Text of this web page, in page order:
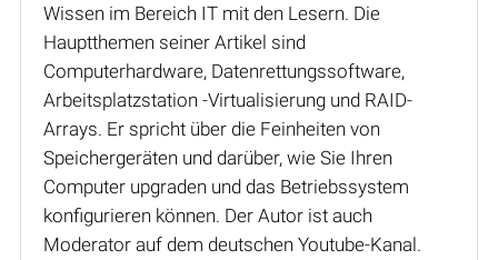
Wissen im Bereich IT mit den Lesern. Die
Hauptthemen seiner Artikel sind
Computerhardware, Datenrettungssoftware,
Arbeitsplatzstation -Virtualisierung und RAID-
Arrays. Er spricht über die Feinheiten von
Speichergeräten und darüber, wie Sie Ihren
Computer upgraden und das Betriebssystem
konfigurieren können. Der Autor ist auch
Moderator auf dem deutschen Youtube-Kanal.